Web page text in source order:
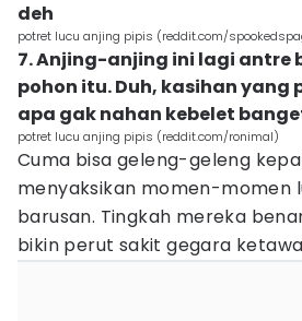
deh
potret lucu anjing pipis (reddit.com/
7. Anjing-anjing ini lagi antre
pohon itu. Duh, kasihan yang
apa gak nahan kebelet
potret lucu anjing pipis (reddit.com/ronimal)
Cuma bisa geleng-geleng
menyaksikan momen-momen
barusan. Tingkah mereka
bikin perut sakit gegara